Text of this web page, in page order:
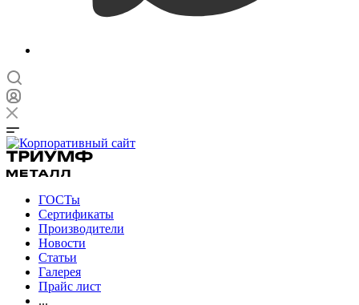
ГОСТы
Сертификаты
Производители
Новости
Статьи
Галерея
Прайс лист
...